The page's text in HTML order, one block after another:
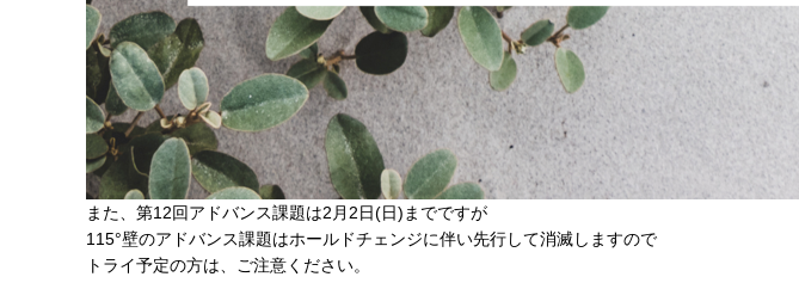
また、第12回アドバンス課題は2月2日(日)までですが
115°壁のアドバンス課題はホールドチェンジに伴い先行して消滅しますので
トライ予定の方は、ご注意ください。